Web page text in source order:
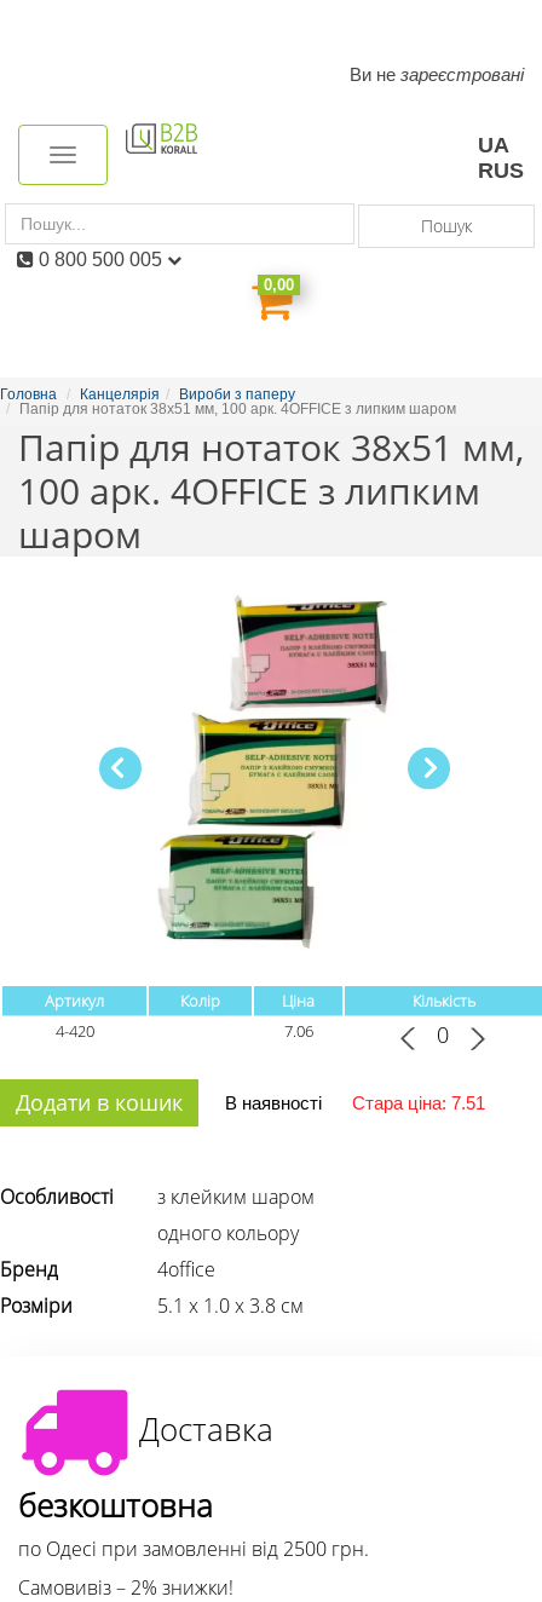
navigation
Toggle
UA
RUS
Пошук
0,00
Ви не зареєстровані
0 800 500 005
Головна Канцелярія
Вироби з паперу
Папір для нотаток 38х51 мм, 100 арк. 4OFFICE з липким шаром
Папір для нотаток 38х51 мм,
100 арк. 4OFFICE з липким
шаром
Артикул Колір Ціна
Кількість
4-420
7.06
Додати в кошик В наявності Стара ціна: 7.51
Особливості
з клейким шаром
одного кольору
Бренд
4office
Розміри
5.1 х 1.0 х 3.8 см
Доставка
безкоштовна
по Одесі при замовленні від 2500 грн.
Самовивіз – 2% знижки!